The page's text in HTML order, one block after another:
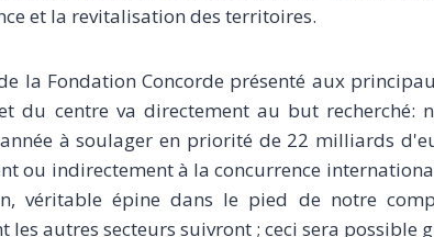
et la revitalisation des territoires.
la Fondation Concorde présenté aux
du centre va directement au but recherché:
à soulager en priorité de 22 milliards
ou indirectement à la concurrence
véritable épine dans le pied de notre
les autres secteurs suivront ; ceci sera possible